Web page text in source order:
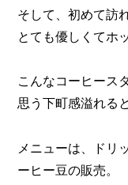
そして、初めて訪
とても優しくてホ
こんなコーヒース
思う下町感溢れる
メニューは、ドリ
ーヒー豆の販売。